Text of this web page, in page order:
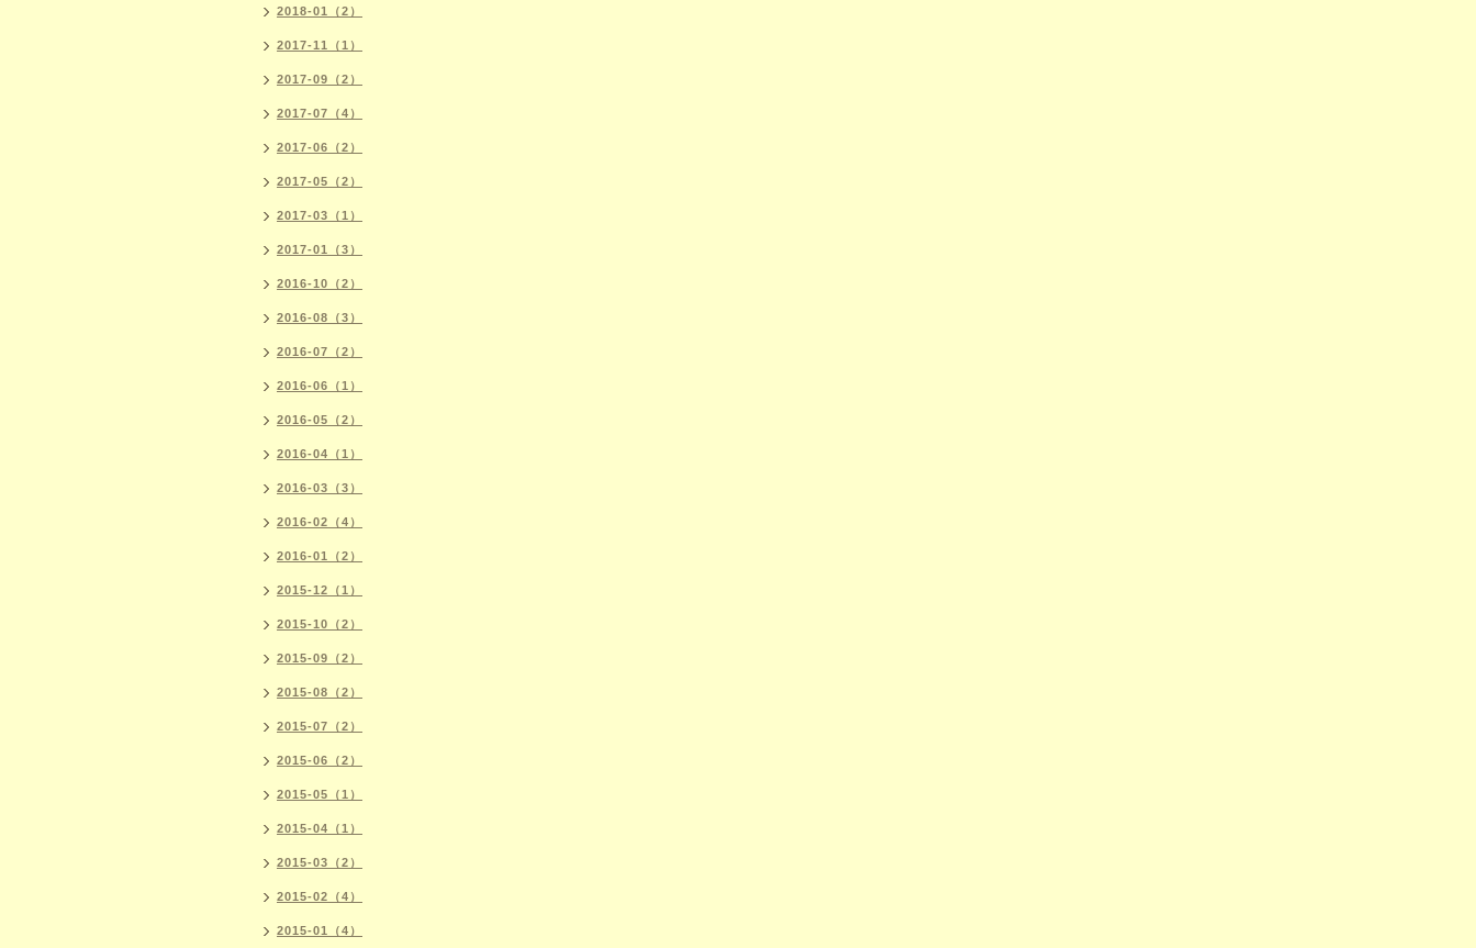
2018-01（2）
2017-11（1）
2017-09（2）
2017-07（4）
2017-06（2）
2017-05（2）
2017-03（1）
2017-01（3）
2016-10（2）
2016-08（3）
2016-07（2）
2016-06（1）
2016-05（2）
2016-04（1）
2016-03（3）
2016-02（4）
2016-01（2）
2015-12（1）
2015-10（2）
2015-09（2）
2015-08（2）
2015-07（2）
2015-06（2）
2015-05（1）
2015-04（1）
2015-03（2）
2015-02（4）
2015-01（4）